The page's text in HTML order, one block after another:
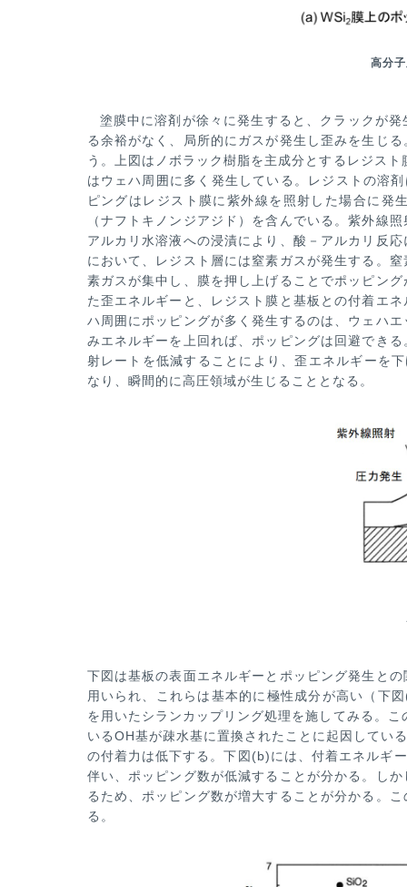
高分
塗膜中に溶剤が徐々に発生すると、クラックが
る余裕がなく、局所的にガスが発生し歪みを生じる
う。上図はノボラック樹脂を主成分とするレジス
はウェハ周囲に多く発生している。レジストの溶
ピングはレジスト膜に紫外線を 照射した場合に発
（ナフトキノンジアジド）を含んでいる。紫外線
アルカリ水溶液への浸漬により、酸－アルカリ反応
において、レジスト層には窒素ガスが発生する。
素ガスが集中し、膜を押し上げることでポッピン
た歪エネルギーと、レジスト膜と基板 との付着エ
ハ周囲にポッピングが多く発生するのは、ウェハ
みエネルギーを上回れば、ポッピングは回避できる
射レートを低減する ことにより、歪エネルギーを
なり、瞬間的に高圧領域が生じることとなる。
下図は基板の表面エネ ルギーとポッピング発生と
用いられ、これらは基本的に極性成分が高い（下
を用いたシランカップリング処理を施してみる。こ
いるOH基が疎水基に置換されたことに起因してい
の付着力は低下する。下図(b)には、付着エネルギ
伴い、ポッピング数が低減することが分かる。し
るため、ポッピング数が増大することが分かる。こ
る。